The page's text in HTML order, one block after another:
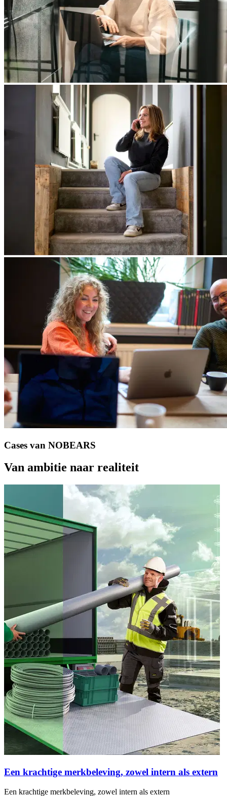
Cases van NOBEARS
Van ambitie naar realiteit
Een krachtige merkbeleving, zowel intern als extern
Een krachtige merkbeleving, zowel intern als extern